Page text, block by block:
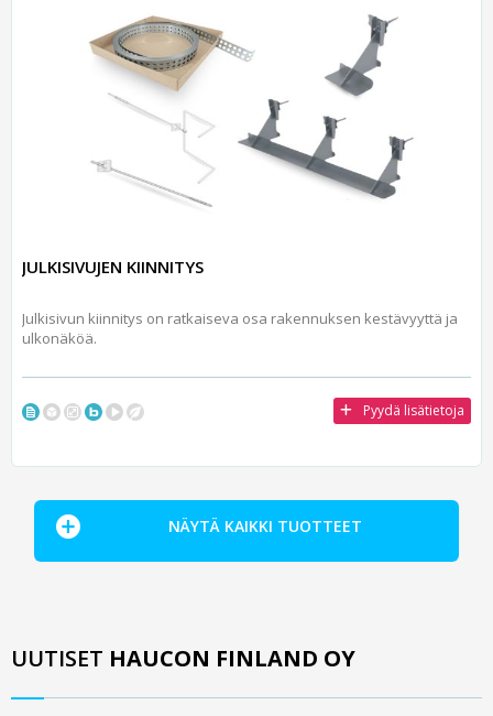
JULKISIVUJEN KIINNITYS
Julkisivun kiinnitys on ratkaiseva osa rakennuksen kestävyyttä ja
ulkonäköä.
Pyydä lisätietoja
NÄYTÄ KAIKKI TUOTTEET
UUTISET HAUCON FINLAND OY